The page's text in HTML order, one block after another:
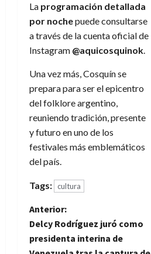
La programación detallada
por nochepuede consultarse
a través de la cuenta oficial de
Instagram @aquicosquinok.
Una vez más, Cosquín se
prepara para ser el epicentro
del folklore argentino,
reuniendo tradición, presente
y futuro en uno de los
festivales más emblemáticos
del país.
Tags: cultura
N
a
Anterior:
Delcy Rodríguez juró como
presidenta interina de